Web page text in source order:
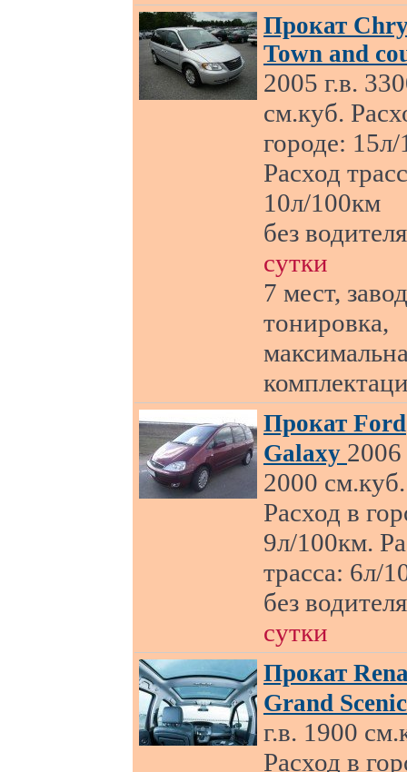
Прокат
Town and
2005 г.в.
см.куб.
городе:
Расход
10л/100км
без
сутки
7 мест,
тонировка,
Прокат Ford
Galaxy 2006
2000 см.куб.
Расход в
9л/100км.
трасса: 6л/
без
сутки
Прокат
Grand
г.в. 1900
Расход в